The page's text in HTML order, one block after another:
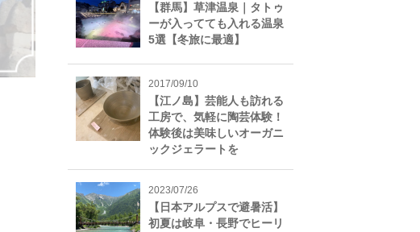
【群馬】草津温泉｜タトゥ
ーが入ってても入れる温泉
5選【冬旅に最適】
2017/09/10
【江ノ島】芸能人も訪れる
工房で、気軽に陶芸体験！
体験後は美味しいオーガニ
ックジェラートを
2023/07/26
【日本アルプスで避暑活】
初夏は岐阜・長野でヒーリ